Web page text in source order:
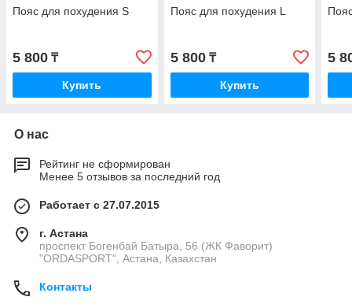
Пояс для похудения S
5 800 ₸
Купить
Пояс для похудения L
5 800₸
Купить
5
О нас
Рейтинг не сформирован
Менее 5 отзывов за последний год
Работает с 27.07.2015
г. Астана
проспект Богенбай Батыра, 56 (ЖК Фаворит)
"ORDASPORT", Астана, Казахстан
Контакты